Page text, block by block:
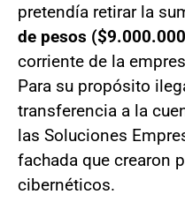
pretendía retirar la
de pesos
corriente de la
Para su propósito
transferencia a la
las Soluciones
fachada que crearon
cibernéticos.